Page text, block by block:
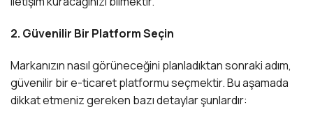
2. Güvenilir Bir Platform Seçin
Markanızın nasıl görüneceğini planladıktan sonraki adım,
güvenilir bir e-ticaret platformu seçmektir. Bu aşamada
dikkat etmeniz gereken bazı detaylar şunlardır: